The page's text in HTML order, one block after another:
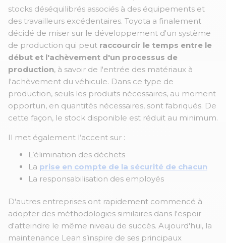
stocks déséquilibrés associés à des équipements et
des travailleurs excédentaires. Toyota a finalement
décidé de miser sur le développement d'un système
de production qui peut raccourcir le temps entre le
début et l'achèvement d'un processus de
production, à savoir de l'entrée des matériaux à
l'achèvement du véhicule. Dans ce type de
production, seuls les produits nécessaires, au moment
opportun, en quantités nécessaires, sont fabriqués. De
cette façon, le stock disponible est réduit au minimum.
Il met également l’accent sur :
L’élimination des déchets
La prise en compte de la sécurité de chacun
La responsabilisation des employés
D'autres entreprises ont rapidement commencé à
adopter des méthodologies similaires dans l'espoir
d'atteindre le même niveau de succès. Aujourd'hui, la
maintenance Lean s’inspire de ses principaux